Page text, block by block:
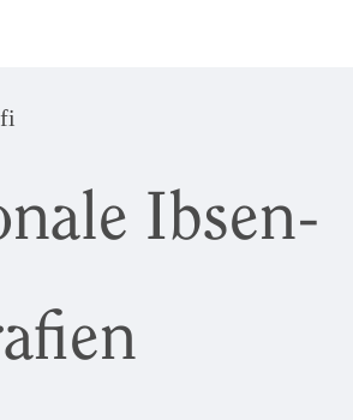
Ibsen-